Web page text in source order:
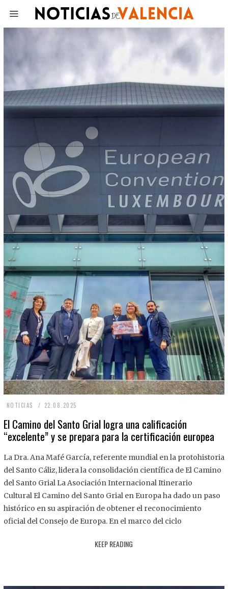
NOTICIAS 22.08.2025
.
8
2
2
El Camino del Santo Grial logra una calificación
“excelente” y se prepara para la certificación europea
La Dra. Ana Mafé García, referente mundial en la protohistoria
del Santo Cáliz, lidera la consolidación científica de El Camino
del Santo Grial La Asociación Internacional Itinerario
Cultural El Camino del Santo Grial en Europa ha dado un paso
histórico en su aspiración de obtener el reconocimiento
oficial del Consejo de Europa. En el marco del ciclo
KEEP READING